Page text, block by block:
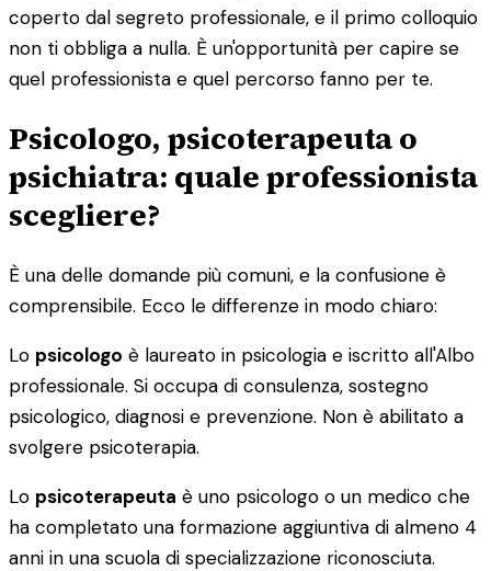
coperto dal segreto professionale, e il primo colloquio
non ti obbliga a nulla. È un'opportunità per capire se
quel professionista e quel percorso fanno per te.
Psicologo, psicoterapeuta o
psichiatra: quale professionista
scegliere?
È una delle domande più comuni, e la confusione è
comprensibile. Ecco le differenze in modo chiaro:
Lo psicologo è laureato in psicologia e iscritto all'Albo
professionale. Si occupa di consulenza, sostegno
psicologico, diagnosi e prevenzione. Non è abilitato a
svolgere psicoterapia.
Lo psicoterapeuta è uno psicologo o un medico che
ha completato una formazione aggiuntiva di almeno 4
anni in una scuola di specializzazione riconosciuta.